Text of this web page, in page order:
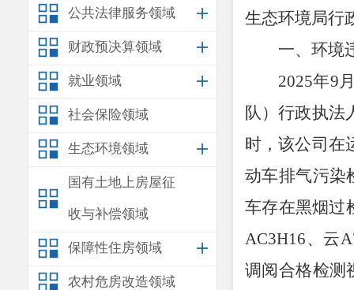
公共法律服务领域
财政预决算领域
就业领域
社会保险领域
生态环境领域
国有土地上房屋征
收与补偿领域
保障性住房领域
农村危房改造领域
生态环境局行
一、环境
2025年9
队）行政执法
时，该公司在
动车排气污染
车存在黑烟过
AC3H16、云
调阅合格检测